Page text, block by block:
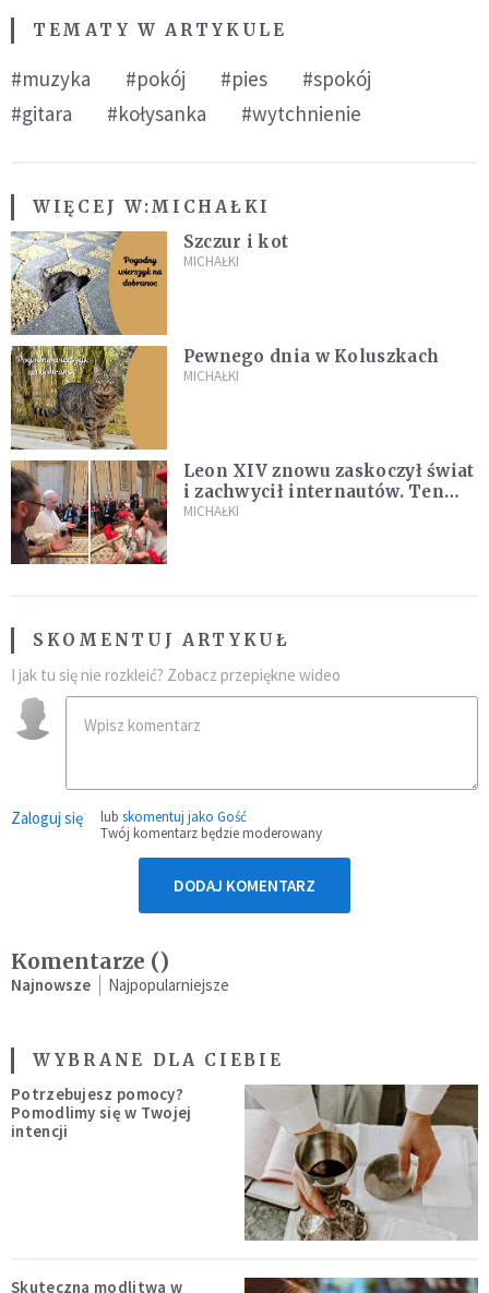
TEMATY W ARTYKULE
#muzyka #pokój #pies
#spokój
#gitara
#kołysanka #wytchnienie
WIĘCEJ W:MICHAŁKI
Szczur i kot
MICHAŁKI
Pewnego dnia w Koluszkach
MICHAŁKI
Leon XIV znowu zaskoczył świat
i zachwycił internautów. Ten
film ma już 22 mln wyświetleń!
MICHAŁKI
SKOMENTUJ ARTYKUŁ
I jak tu się nie rozkleić? Zobacz przepiękne wideo
Zaloguj się lub skomentuj jako Gość
Twój komentarz będzie moderowany
DODAJ KOMENTARZ
Komentarze ()
Najnowsze Najpopularniejsze
WYBRANE DLA CIEBIE
Potrzebujesz pomocy?
Pomodlimy się w Twojej
intencji
Skuteczna modlitwa w